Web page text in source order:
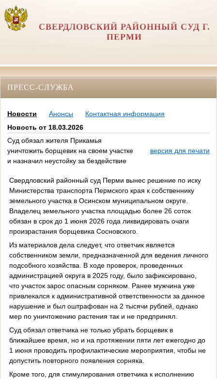
СВЕРДЛОВСКИЙ РАЙОННЫЙ СУД Г.
ПЕРМИ
ПРЕСС-СЛУЖБА
Новости Анонсы
Контактная информация
Новость от 18.03.2026
Суд обязал жителя Прикамья
уничтожить борщевик на своем участке
и назначил неустойку за бездействие
версия для печати
Свердловский районный суд Перми вынес решение по иску
Министерства транспорта Пермского края к собственнику
земельного участка в Осинском муниципальном округе.
Владелец земельного участка площадью более 26 соток
обязан в срок до 1 июня 2026 года ликвидировать очаги
произрастания борщевика Сосновского.
Из материалов дела следует, что ответчик является
собственником земли, предназначенной для ведения личного
подсобного хозяйства. В ходе проверок, проведенных
администрацией округа в 2025 году, было зафиксировано,
что участок зарос опасным сорняком. Ранее мужчина уже
привлекался к административной ответственности за данное
нарушение и был оштрафован на 2 тысячи рублей, однако
мер по уничтожению растения так и не предпринял.
Суд обязал ответчика не только убрать борщевик в
ближайшее время, но и на протяжении пяти лет ежегодно до
1 июня проводить профилактические мероприятия, чтобы не
допустить повторного появления сорняка.
Кроме того, для стимулирования ответчика к исполнению